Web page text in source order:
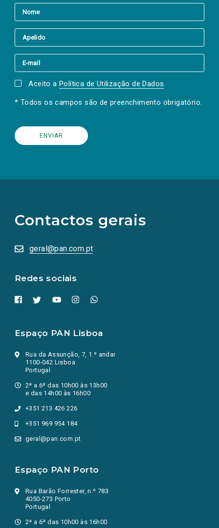
Aceito a Política de Utilização de Dados.
* Todos os campos são de preenchimento obrigatório.
Contactos gerais
geral@pan.com.pt
Redes sociais
redes
sociais
numa
nova
Espaço PAN Lisboa
Rua da Assunção, 7, 1.º andar
1100-042 Lisboa
Portugal
2ª a 6ª das 10h00 às 13h00
e das 14h00 às 16h00
+351 213 426 226
+351 969 954 184
geral@pan.com.pt
Espaço PAN Porto
Rua Barão Forrester, n.º 783
4050-273 Porto
Portugal
2ª a 6ª das 10h00 às 16h00